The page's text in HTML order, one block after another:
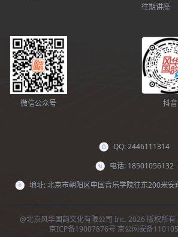
往期讲座
微信公众号 抖音
QQ: 2446111314
电话: 18501056132
地址: 北京市朝阳区中国音乐学院往东200米安
@北京风华国韵文化有限公司 Inc. 2026 版权所有
京ICP备19007876号 京公网安备